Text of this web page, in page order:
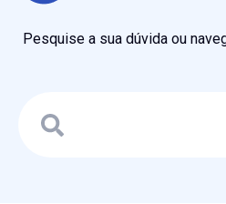
Pesquise a sua dúvida ou